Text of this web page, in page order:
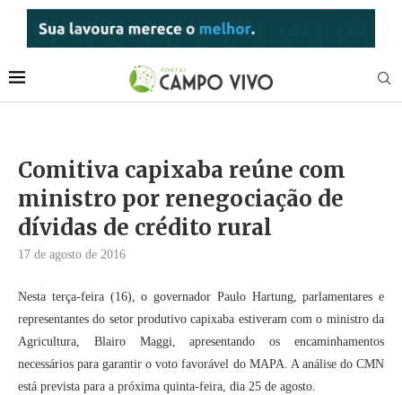
Comitiva capixaba reúne com
ministro por renegociação de
dívidas de crédito rural
17 de agosto de 2016
Nesta terça-feira (16), o governador Paulo Hartung, parlamentares e
representantes do setor produtivo capixaba estiveram com o ministro da
Agricultura, Blairo Maggi, apresentando os encaminhamentos
necessários para garantir o voto favorável do MAPA. A análise do CMN
está prevista para a próxima quinta-feira, dia 25 de agosto.